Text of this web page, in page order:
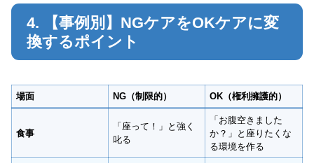
4. 【事例別】NGケアをOKケアに変
換するポイント
場面 NG（制限的） OK（権利擁護的）
食事
「座って！」と強く
叱る
「お腹空きました
か？」と座りたくな
る環境を作る